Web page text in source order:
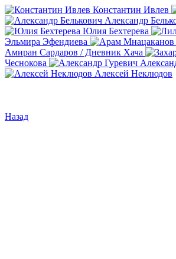
Константин Ивлев
Александр
Юлия Бехтерева
Эльмира Эфендиева
Амиран Сардаров / Дневник Хача
Чеснокова
Алексей Неклюдов
Назад